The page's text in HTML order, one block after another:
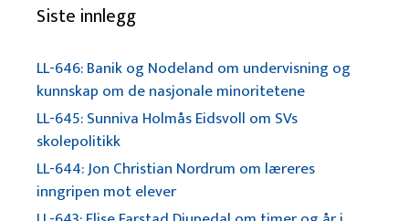
Siste innlegg
LL-646: Banik og Nodeland om undervisning og
kunnskap om de nasjonale minoritetene
LL-645: Sunniva Holmås Eidsvoll om SVs
skolepolitikk
LL-644: Jon Christian Nordrum om læreres
inngripen mot elever